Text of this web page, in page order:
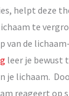
helpt deze
te
van de
leer je bewust
je lichaam.
reageert op